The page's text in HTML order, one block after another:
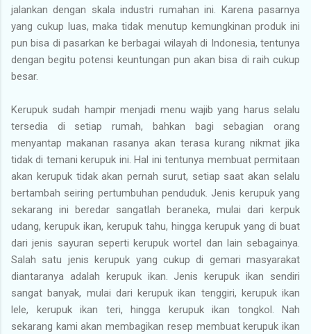
jalankan dengan skala industri rumahan ini. Karena pasarnya
yang cukup luas, maka tidak menutup kemungkinan produk ini
pun bisa di pasarkan ke berbagai wilayah di Indonesia, tentunya
dengan begitu potensi keuntungan pun akan bisa di raih cukup
besar.
Kerupuk sudah hampir menjadi menu wajib yang harus selalu
tersedia di setiap rumah, bahkan bagi sebagian orang
menyantap makanan rasanya akan terasa kurang nikmat jika
tidak di temani kerupuk ini. Hal ini tentunya membuat permitaan
akan kerupuk tidak akan pernah surut, setiap saat akan selalu
bertambah seiring pertumbuhan penduduk. Jenis kerupuk yang
sekarang ini beredar sangatlah beraneka, mulai dari kerpuk
udang, kerupuk ikan, kerupuk tahu, hingga kerupuk yang di buat
dari jenis sayuran seperti kerupuk wortel dan lain sebagainya.
Salah satu jenis kerupuk yang cukup di gemari masyarakat
diantaranya adalah kerupuk ikan. Jenis kerupuk ikan sendiri
sangat banyak, mulai dari kerupuk ikan tenggiri, kerupuk ikan
lele, kerupuk ikan teri, hingga kerupuk ikan tongkol. Nah
sekarang kami akan membagikan resep membuat kerupuk ikan